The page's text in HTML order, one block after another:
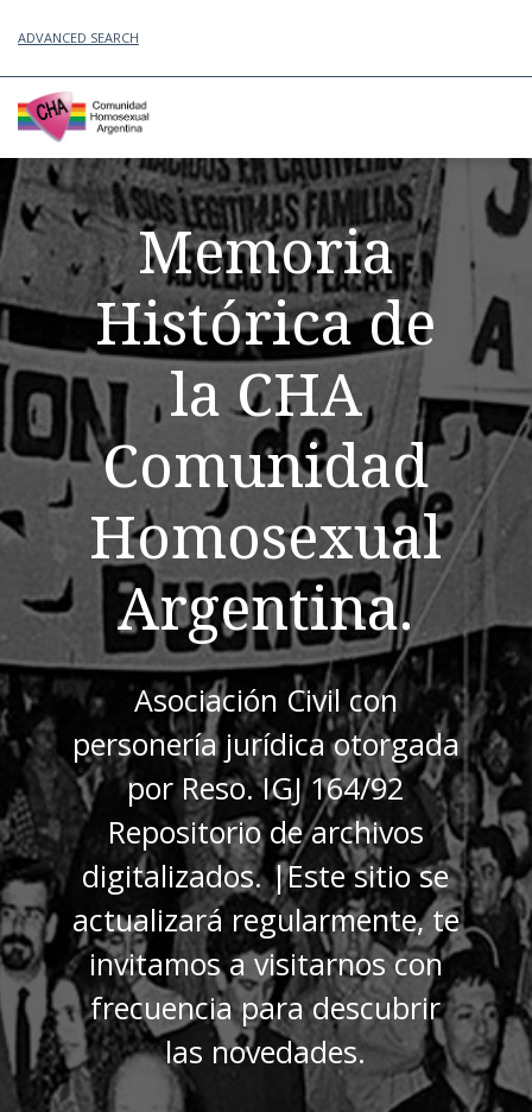
ADVANCED SEARCH
Memoria
Histórica de
la CHA
Comunidad
Homosexual
Argentina.
Asociación Civil con
personería jurídica otorgada
por Reso. IGJ 164/92
Repositorio de archivos
digitalizados. |Este sitio se
actualizará regularmente, te
invitamos a visitarnos con
frecuencia para descubrir
las novedades.